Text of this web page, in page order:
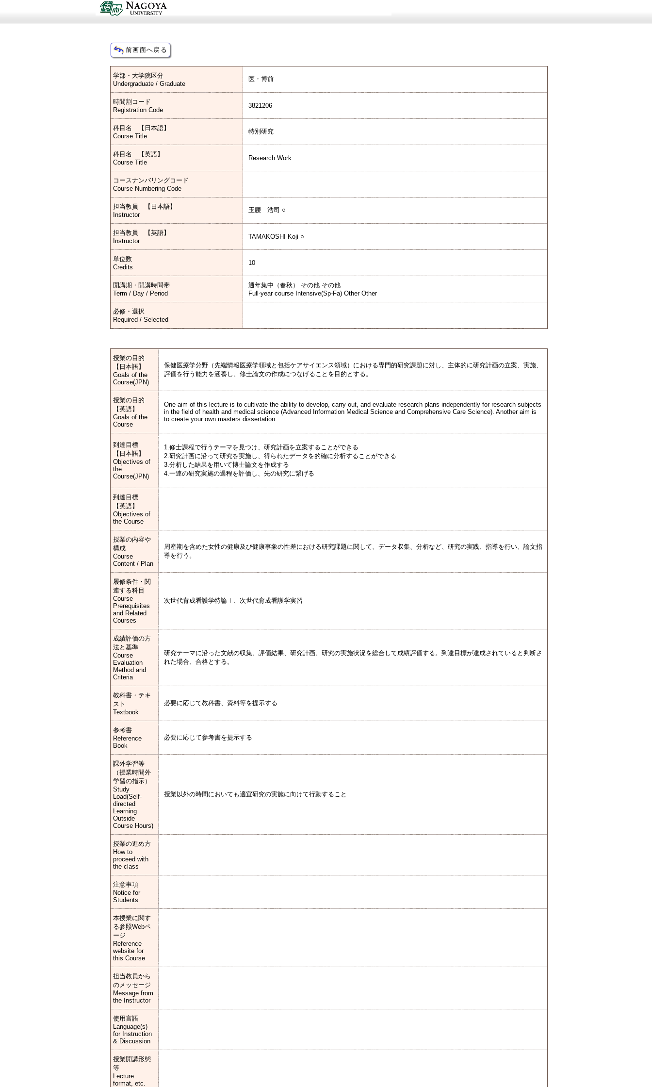
学部・大学院区分
Undergraduate / Graduate
医・博前
時間割コード
Registration Code
3821206
科目名 【日本語】
Course Title
特別研究
科目名 【英語】
Course Title
Research Work
コースナンバリングコード
Course Numbering Code
担当教員 【日本語】
Instructor
玉腰 浩司 ○
担当教員 【英語】
Instructor
TAMAKOSHI Koji ○
単位数
Credits
10
開講期・開講時間帯
Term / Day / Period
通年集中（春秋） その他 その他
Full-year course Intensive(Sp-Fa) Other Other
必修・選択
Required / Selected
授業の目的
【日本語】
Goals of the
Course(JPN)
保健医療学分野（先端情報医療学領域と包括ケアサイエンス領域）における専門的研究課題に対し、主体的に研究計画の立案、実施、
評価を行う能力を涵養し、修士論文の作成につなげることを目的とする。
授業の目的
【英語】
Goals of the
Course
One aim of this lecture is to cultivate the ability to develop, carry out, and evaluate research plans independently for research subjects
in the field of health and medical science (Advanced Information Medical Science and Comprehensive Care Science). Another aim is
to create your own masters dissertation.
到達目標
【日本語】
Objectives of
the
Course(JPN)
1.修士課程で行うテーマを見つけ、研究計画を立案することができる
2.研究計画に沿って研究を実施し、得られたデータを的確に分析することができる
3.分析した結果を用いて博士論文を作成する
4.一連の研究実施の過程を評価し、先の研究に繋げる
到達目標
【英語】
Objectives of
the Course
授業の内容や
構成
Course
Content / Plan
周産期を含めた女性の健康及び健康事象の性差における研究課題に関して、データ収集、分析など、研究の実践、指導を行い、論文指
導を行う。
履修条件・関
連する科目
Course
Prerequisites
and Related
Courses
次世代育成看護学特論Ⅰ、次世代育成看護学実習
成績評価の方
法と基準
Course
Evaluation
Method and
Criteria
研究テーマに沿った文献の収集、評価結果、研究計画、研究の実施状況を総合して成績評価する。到達目標が達成されていると判断さ
れた場合、合格とする。
教科書・テキ
スト
Textbook
必要に応じて教科書、資料等を提示する
参考書
Reference
Book
必要に応じて参考書を提示する
課外学習等
（授業時間外
学習の指示）
Study
Load(Self-
directed
Learning
Outside
Course Hours)
授業以外の時間においても適宜研究の実施に向けて行動すること
授業の進め方
How to
proceed with
the class
注意事項
Notice for
Students
本授業に関す
る参照Webペ
ージ
Reference
website for
this Course
担当教員から
のメッセージ
Message from
the Instructor
使用言語
Language(s)
for Instruction
& Discussion
授業開講形態
等
Lecture
format, etc.